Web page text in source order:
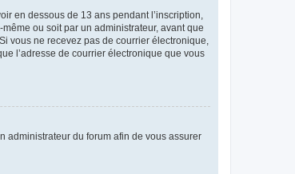
en dessous de 13 ans pendant l’inscription,
ou soit par un administrateur, avant que
vous ne recevez pas de courrier électronique,
l’adresse de courrier électronique que vous
administrateur du forum afin de vous assurer